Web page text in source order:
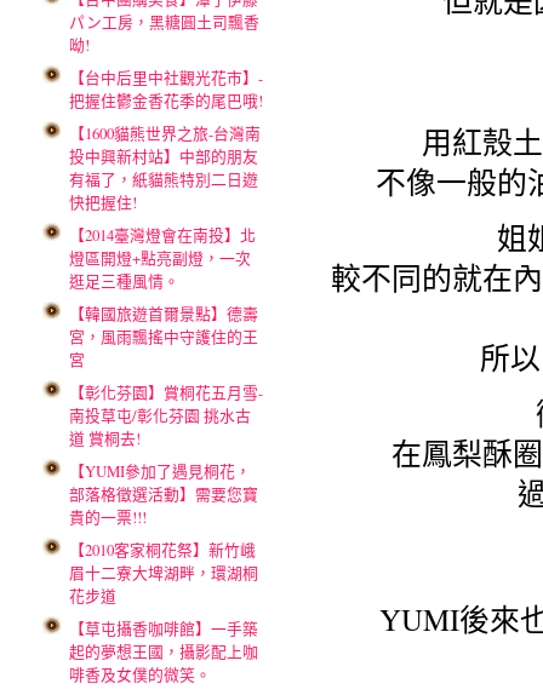
パン工房，黑糖圓土司飄香
呦!
【台中后里中社觀光花市】-
把握住鬱金香花季的尾巴哦!
【1600貓熊世界之旅-台灣南
投中興新村站】中部的朋友
有福了，紙貓熊特別二日遊
快把握住!
【2014臺灣燈會在南投】北
燈區開燈+點亮副燈，一次
逛足三種風情。
【韓國旅遊首爾景點】德壽
宮，風雨飄搖中守護住的王
宮
【彰化芬園】賞桐花五月雪-
南投草屯/彰化芬園 挑水古
道 賞桐去!
【YUMI參加了遇見桐花，
部落格徵選活動】需要您寶
貴的一票!!!
【2010客家桐花祭】新竹峨
眉十二寮大埤湖畔，環湖桐
花步道
【草屯攝香咖啡館】一手築
起的夢想王國，攝影配上咖
啡香及女僕的微笑。
用紅殼
不像一般的
姐
較不同的就在
所
在鳳梨酥
YUMI後來